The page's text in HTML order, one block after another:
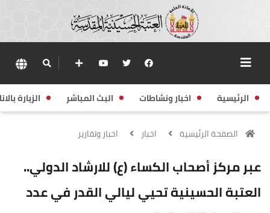
الرئيسية اخبار ونشاطات البث المباشر الزيارة
الصفحة الرئيسية اخبار اخبار وتقارير
عبر مركز أصحاب الكساء (ع) للارشاد الدولي..
العتبة الحسينية تحيي ليالي القدر في عدد